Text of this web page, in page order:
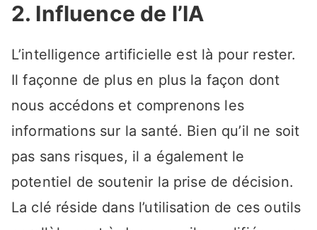
2. Influence de l’IA
L’intelligence artificielle est là pour rester.
Il façonne de plus en plus la façon dont
nous accédons et comprenons les
informations sur la santé. Bien qu’il ne soit
pas sans risques, il a également le
potentiel de soutenir la prise de décision.
La clé réside dans l’utilisation de ces outils